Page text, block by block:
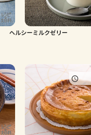
ヘルシーミルクゼリー